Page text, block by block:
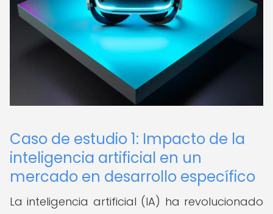
Caso de estudio 1: Impacto de la
inteligencia artificial en un
mercado en desarrollo específico
La inteligencia artificial (IA) ha revolucionado